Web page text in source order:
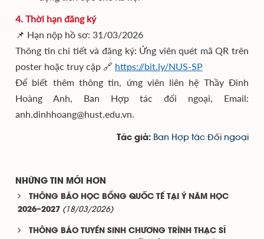
4. Thời hạn đăng ký
📌 Hạn nộp hồ sơ: 31/03/2026
Thông tin chi tiết và đăng ký: Ứng viên quét mã QR trên
poster hoặc truy cập 🔗 https://bit.ly/NUS-SP
Để biết thêm thông tin, ứng viên liên hệ Thầy Đinh
Hoàng Anh, Ban Hợp tác đối ngoại, Email:
anh.dinhhoang@hust.edu.vn.
Tác giả: Ban Hợp tác Đối ngoại
NHỮNG TIN MỚI HƠN
THÔNG BÁO HỌC BỔNG QUỐC TẾ TẠI Ý NĂM HỌC
2026–2027 (18/03/2026)
THÔNG BÁO TUYỂN SINH CHƯƠNG TRÌNH THẠC SĨ